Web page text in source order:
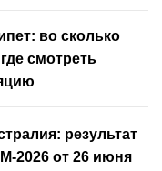
во сколько
смотреть
результат
2026 от 26 июня